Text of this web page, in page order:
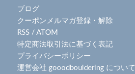
ブログ
クーポンメルマガ登録・解除
RSS / ATOM
特定商法取引法に基づく表記
プライバシーポリシー
運営会社 gooodbouldering について